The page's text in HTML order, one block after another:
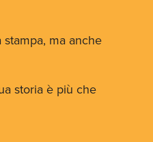
ma anche
storia è più che